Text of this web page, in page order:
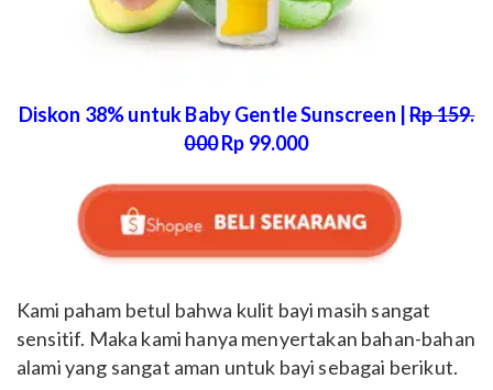
Diskon 38% untuk Baby Gentle Sunscreen |Rp 159.
000Rp 99.000
Kami paham betul bahwa kulit bayi masih sangat
sensitif. Maka kami hanya menyertakan bahan-bahan
alami yang sangat aman untuk bayi sebagai berikut.